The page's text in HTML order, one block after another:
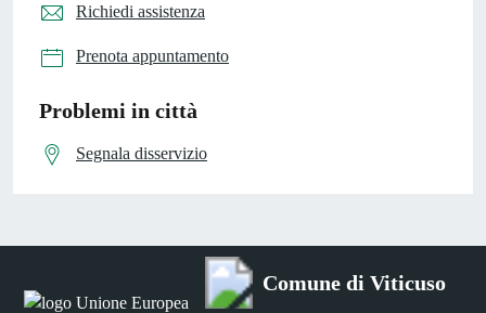
Richiedi assistenza
Prenota appuntamento
Problemi in città
Segnala disservizio
Comune di Viticuso